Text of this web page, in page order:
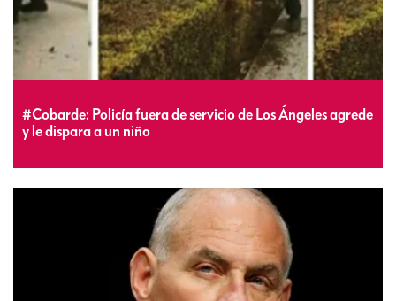
#Cobarde: Policía fuera de servicio de Los Ángeles agrede
y le dispara a un niño